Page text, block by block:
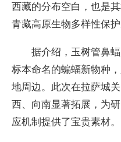
西藏的分布空白，也是
青藏高原生物多样性保
据介绍，玉树管鼻蝠
标本命名的蝙蝠新物种
地周边。此次在拉萨城
西、向南显著拓展，为
应机制提供了宝贵素材。